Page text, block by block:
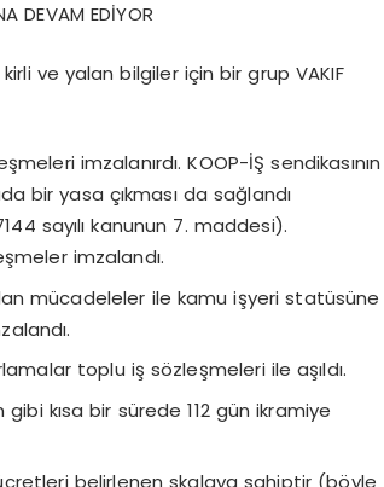
DEVAM EDİYOR
kirli ve yalan bilgiler için bir grup VAKIF
imzalanırdı. KOOP-İŞ sendikasının
bir yasa çıkması da sağlandı
sayılı kanunun 7. maddesi).
imzalandı.
mücadeleler ile kamu işyeri statüsüne
toplu iş sözleşmeleri ile aşıldı.
kısa bir sürede 112 gün ikramiye
belirlenen skalaya sahiptir (böyle